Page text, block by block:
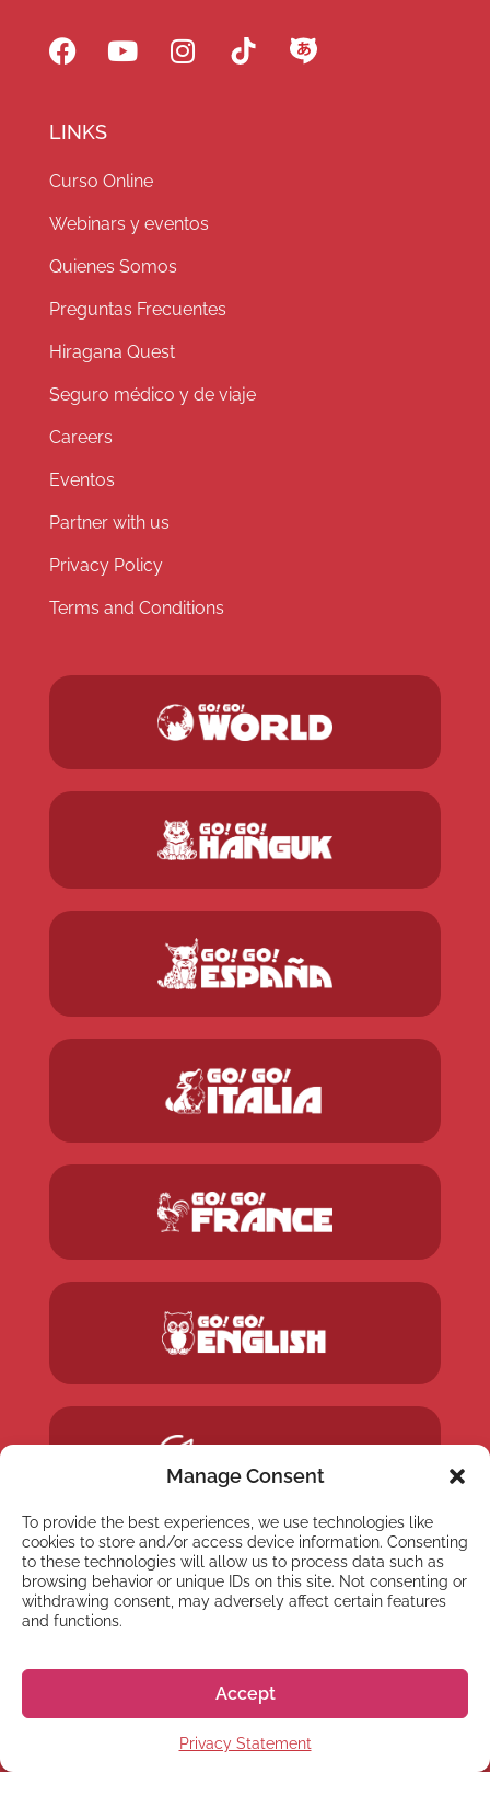
Manage Consent
To provide the best experiences, we use technologies like
cookies to store and/or access device information. Consenting
to these technologies will allow us to process data such as
browsing behavior or unique IDs on this site. Not consenting or
withdrawing consent, may adversely affect certain features
and functions.
Accept
Privacy Statement
LINKS
Curso Online
Webinars y eventos
Quienes Somos
Preguntas Frecuentes
Hiragana Quest
Seguro médico y de viaje
Careers
Eventos
Partner with us
Privacy Policy
Terms and Conditions
NEWSLETTER